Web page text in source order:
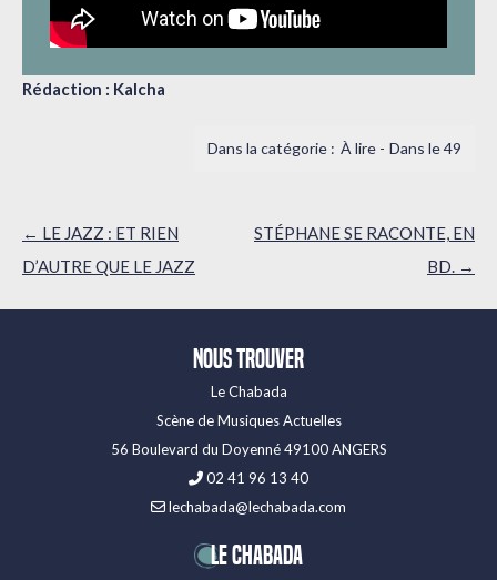
Rédaction : Kalcha
À lire Dans le 49
Navigation
des
articles
← LE JAZZ : ET RIEN
D’AUTRE QUE LE JAZZ
STÉPHANE SE RACONTE, EN
BD. →
Nous trouver
Le Chabada
Scène de Musiques Actuelles
56 Boulevard du Doyenné 49100 ANGERS
02 41 96 13 40
lechabada@lechabada.com
LE CHABADA